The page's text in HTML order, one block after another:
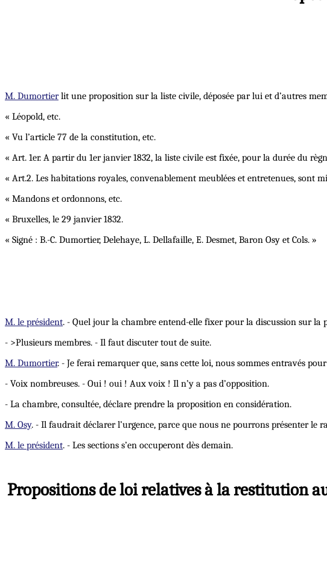
M. Dumortierlit une proposition sur la liste civile, déposée par lui et d’autres
« Léopold, etc.
« Vu l’article 77 de la constitution, etc.
« Art. 1er. A partir du 1er janvier 1832, la liste civile est fixée, pour la durée du
« Art.2. Les habitations royales, convenablement meublées et entretenues, sont
« Mandons et ordonnons, etc.
« Bruxelles, le 29 janvier 1832.
« Signé : B.-C. Dumortier, Delehaye, L. Dellafaille, E. Desmet, Baron Osy et Cols. »
M. le président. - Quel jour la chambre entend-elle fixer pour la discussion sur la
- >Plusieurs membres. - Il faut discuter tout de suite.
M. Dumortier. - Je ferai remarquer que, sans cette loi, nous sommes entravés
- Voix nombreuses. - Oui ! oui ! Aux voix ! Il n’y a pas d’opposition.
- La chambre, consultée, déclare prendre la proposition en considération.
M. Osy. - Il faudrait déclarer l’urgence, parce que nous ne pourrons présenter le
M. le président. - Les sections s’en occuperont dès demain.
Propositions de loi relatives à la restitution